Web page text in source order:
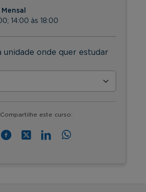
Mensal
14:00 às 18:00
unidade onde quer estudar
Compartilhe este curso: